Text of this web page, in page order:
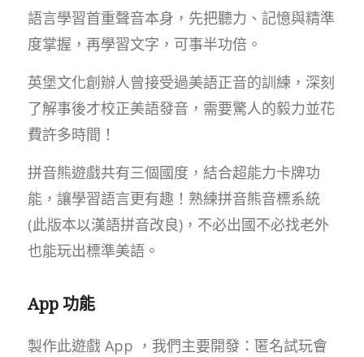
語言學習首重聲音本身，先把聽力、記憶與精準
度掌握，再學習文字，可事半功倍。
英堡文化創辦人曾接受過美語正音的訓練，深刻
了解事後才校正美語發音，需要驚人的毅力並花
費許多時間！
拼音熊遊戲共有三個國度，結合超能力卡牌功
能，讓學習語言更有趣！熟練拼音熊音標系統
(此版本以漢語拼音改良)，不必出國不必找老外
也能玩出標準美語。
App 功能
製作此遊戲 App ，我們主要開發：匿名試玩會